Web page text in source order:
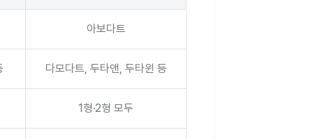
아보다트
다모다트, 두타앤, 두타윈 등
1형·2형 모두